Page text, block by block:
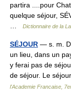
partira ....pour
quelque séjour,
Dictionnaire de la
SÉJOUR — s. m.
un lieu, dans un
y ferai pas de
de séjour. Le
l'Academie Francaise,